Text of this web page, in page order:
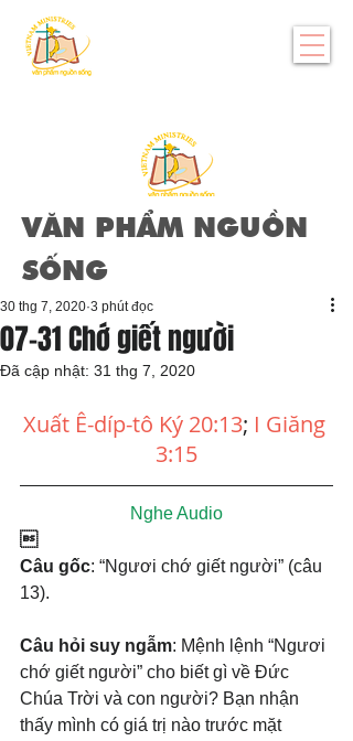
VĂN PHẨM NGUỒN
SỐNG
07-31 Chớ giết người
30 thg 7, 2020 3 phút đọc
Đã cập nhật: 31 thg 7, 2020
Xuất Ê-díp-tô Ký 20:13; I Giăng
3:15
Nghe Audio

Câu gốc: “Ngươi chớ giết người” (câu
13).
Câu hỏi suy ngẫm: Mệnh lệnh “Ngươi
chớ giết người” cho biết gì về Đức
Chúa Trời và con người? Bạn nhận
thấy mình có giá trị nào trước mặt